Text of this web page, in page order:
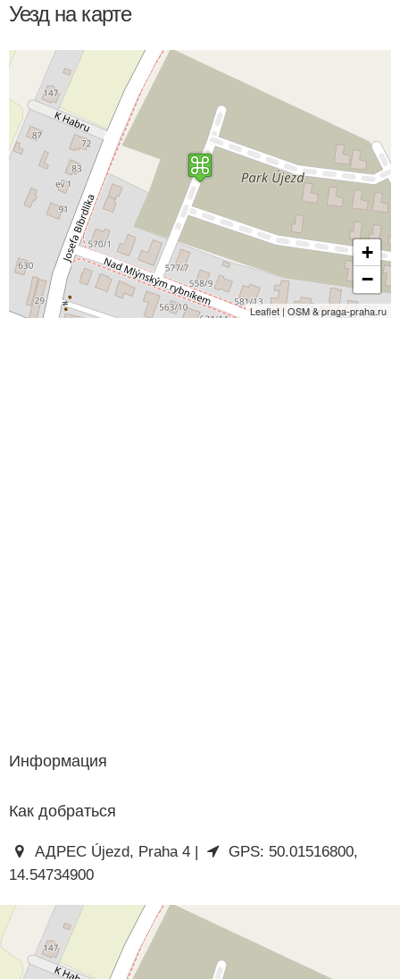
Уезд на карте
+
−
Leaflet | OSM & praga-praha.ru
Информация
Как добраться
АДРЕС Újezd, Praha 4 |
GPS: 50.01516800,
14.54734900